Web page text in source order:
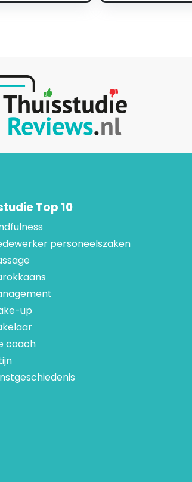
Top 10
personeelszaken
up
coach